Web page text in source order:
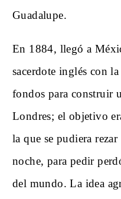
Guadalupe.
En 1884, llegó a
sacerdote inglés con
fondos para construir
Londres; el objetivo
la que se pudiera
noche, para pedir
del mundo. La idea